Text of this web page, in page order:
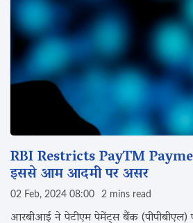
RBI Restricts PayTM
इससे आम आदमी पर असर‌
02 Feb, 2024 08:00 2 mins read
आरबीआई ने पेटीएम पेमेंट्स बैंक